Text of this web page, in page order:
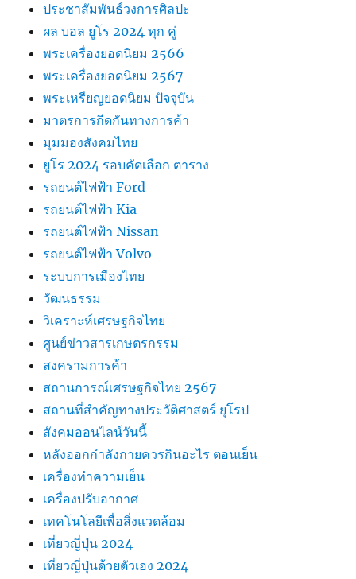
ประชาสัมพันธ์วงการศิลปะ
ผล บอล ยูโร 2024 ทุก คู่
พระเครื่องยอดนิยม 2566
พระเครื่องยอดนิยม 2567
พระเหรียญยอดนิยม ปัจจุบัน
มาตรการกีดกันทางการค้า
มุมมองสังคมไทย
ยูโร 2024 รอบคัดเลือก ตาราง
รถยนต์ไฟฟ้า Ford
รถยนต์ไฟฟ้า Kia
รถยนต์ไฟฟ้า Nissan
รถยนต์ไฟฟ้า Volvo
ระบบการเมืองไทย
วัฒนธรรม
วิเคราะห์เศรษฐกิจไทย
ศูนย์ข่าวสารเกษตรกรรม
สงครามการค้า
สถานการณ์เศรษฐกิจไทย 2567
สถานที่สําคัญทางประวัติศาสตร์ ยุโรป
สังคมออนไลน์วันนี้
หลังออกกําลังกายควรกินอะไร ตอนเย็น
เครื่องทำความเย็น
เครื่องปรับอากาศ
เทคโนโลยีเพื่อสิ่งแวดล้อม
เที่ยวญี่ปุ่น 2024
เที่ยวญี่ปุ่นด้วยตัวเอง 2024